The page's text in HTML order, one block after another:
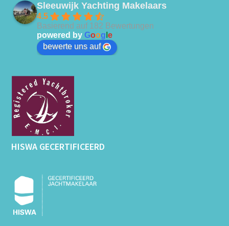
Sleeuwijk Yachting Makelaars
4.5
Basierend auf 182 Bewertungen
powered byGoog le
bewerte uns auf
HISWA GECERTIFICEERD